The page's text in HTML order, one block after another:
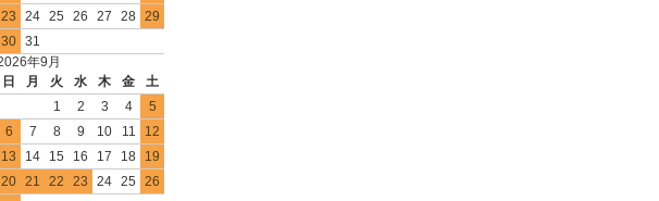
23
24 25 26 27 28 29
30 31
年9月
日
月 火 水 木 金
土
1
2 3 4
5
6
7 8 9 10 11
12
13
14 15 16 17 18
19
20 21 22 23 24 25
26